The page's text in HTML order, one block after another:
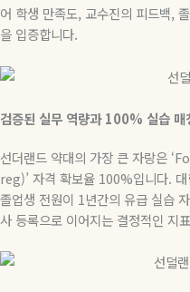
어 학생 만족도, 교수진의 피드백,
을 입증합니다.
검증된 실무 역량과 100% 실습 매
선더랜드 약대의 가장 큰 자랑은
reg)’ 자격 확보율 100%입니다.
졸업생 전원이 1년간의 유급 실습
사 등록으로 이어지는 결정적인 지